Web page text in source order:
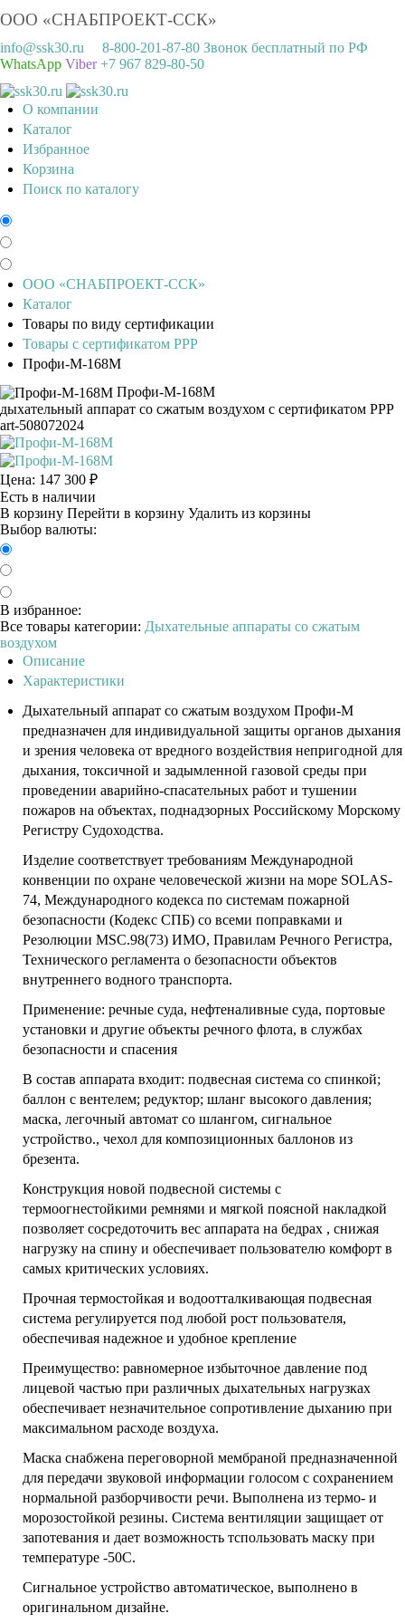
ООО «СНАБПРОЕКТ-ССК»
info@ssk30.ru
8-800-201-87-80 Звонок бесплатный по РФ
WhatsApp Viber+7 967 829-80-50
О компании
Каталог
Избранное
Корзина
Поиск по каталогу
ООО «СНАБПРОЕКТ-ССК»
Каталог
Товары по виду сертификации
Товары с сертификатом РРР
Профи-М-168М
Профи-М-168М
дыхательный аппарат со сжатым воздухом с сертификатом РРР
art-508072024
Цена: 147 300 ₽
Есть в наличии
В корзину Перейти в корзину Удалить из корзины
Выбор валюты:
В избранное:
Все товары категории: Дыхательные аппараты со сжатым
воздухом
Описание
Характеристики
Дыхательный аппарат со сжатым воздухом Профи-М
предназначен для индивидуальной защиты органов дыхания
и зрения человека от вредного воздействия непригодной для
дыхания, токсичной и задымленной газовой среды при
проведении аварийно-спасательных работ и тушении
пожаров на объектах, поднадзорных Российскому Морскому
Регистру Судоходства.
Изделие соответствует требованиям Международной
конвенции по охране человеческой жизни на море SOLAS-
74, Международного кодекса по системам пожарной
безопасности (Кодекс СПБ) со всеми поправками и
Резолюции MSC.98(73) ИМО, Правилам Речного Регистра,
Технического регламента о безопасности объектов
внутреннего водного транспорта.
Применение: речные суда, нефтеналивные суда, портовые
установки и другие объекты речного флота, в службах
безопасности и спасения
В состав аппарата входит: подвесная система со спинкой;
баллон с вентелем; редуктор; шланг высокого давления;
маска, легочный автомат со шлангом, сигнальное
устройство., чехол для композиционных баллонов из
брезента.
Конструкция новой подвесной системы с
термоогнестойкими ремнями и мягкой поясной накладкой
позволяет сосредоточить вес аппарата на бедрах , снижая
нагрузку на спину и обеспечивает пользователю комфорт в
самых критических условиях.
Прочная термостойкая и водоотталкивающая подвесная
система регулируется под любой рост пользователя,
обеспечивая надежное и удобное крепление
Преимущество: равномерное избыточное давление под
лицевой частью при различных дыхательных нагрузках
обеспечивает незначительное сопротивление дыханию при
максимальном расходе воздуха.
Маска снабжена переговорной мембраной предназначенной
для передачи звуковой информации голосом с сохранением
нормальной разборчивости речи. Выполнена из термо- и
морозостойкой резины. Система вентиляции защищает от
запотевания и дает возможность тспользовать маску при
температуре -50С.
Сигнальное устройство автоматическое, выполнено в
оригинальном дизайне.